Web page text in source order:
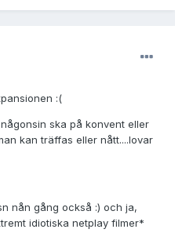
:(
ska på konvent eller
kan träffas eller nått....lovar
nån gång också :) och ja,
idiotiska netplay filmer*